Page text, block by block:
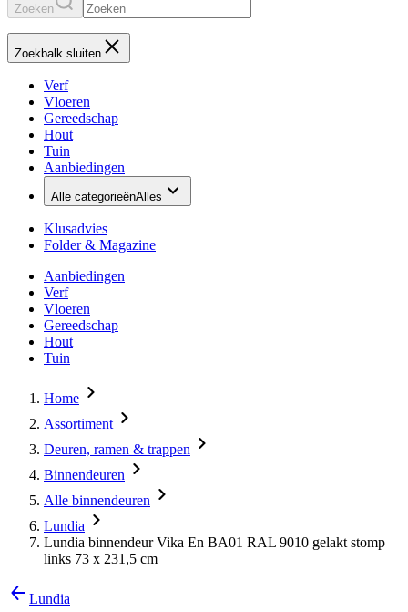
Zoeken
Zoekbalk sluiten
Verf
Vloeren
Gereedschap
Hout
Tuin
Aanbiedingen
Alle categorieënAlles
Klusadvies
Folder & Magazine
Aanbiedingen
Verf
Vloeren
Gereedschap
Hout
Tuin
Home
Assortiment
Deuren, ramen & trappen
Binnendeuren
Alle binnendeuren
Lundia
Lundia binnendeur Vika En BA01 RAL 9010 gelakt stomp
links 73 x 231,5 cm
Lundia